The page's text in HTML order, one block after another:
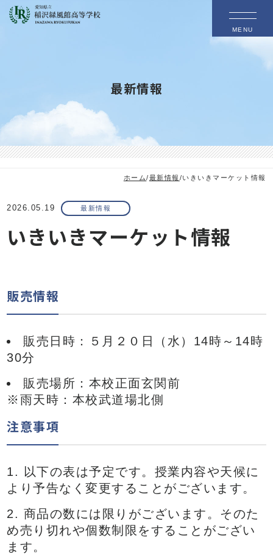
MENU
最新情報
ホーム/最新情報 /いきいきマーケット情報
2026.05.19 最新情報
いきいきマーケット情報
販売情報
販売日時：５月２０日（水）14時～14時
30分
販売場所：本校正面玄関前
※雨天時：本校武道場北側
注意事項
以下の表は予定です。授業内容や天候に
より予告なく変更することがございます。
商品の数には限りがございます。そのた
め売り切れや個数制限をすることがござい
ます。